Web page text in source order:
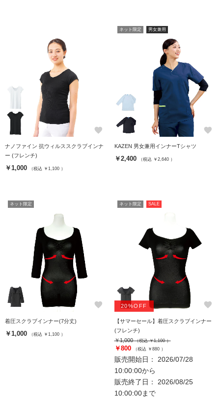
favorite
ナノファイン 抗ウィルススクラブインナ
ー (フレンチ)
￥1,000 （税込 ￥1,100 ）
ネット限定 男女兼用
favorite
KAZEN 男女兼用インナーTシャツ
￥2,400 （税込 ￥2,640 ）
ネット限定
favorite
着圧スクラブインナー(7分丈)
￥1,000 （税込 ￥1,100 ）
ネット限定 SALE
20%OFF favorite
【サマーセール】着圧スクラブインナー
(フレンチ)
￥1,000（税込 ￥1,100 ）
￥800 （税込 ￥880 ）
販売開始日： 2026/07/28
10:00:00から
販売終了日： 2026/08/25
10:00:00まで